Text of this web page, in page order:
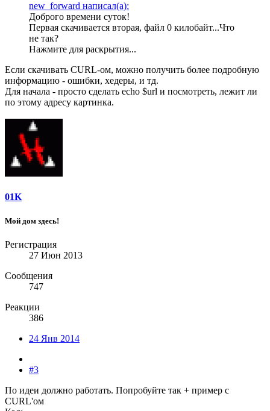
new_forward написал(а):
Доброго времени суток!
Первая скачивается вторая, файл 0 килобайт...Что
не так?
Нажмите для раскрытия...
Если скачивать CURL-ом, можно получить более подробную
информацию - ошибки, хедеры, и тд.
Для начала - просто сделать echo $url и посмотреть, лежит ли
по этому адресу картинка.
01K
Мой дом здесь!
Регистрация
27 Июн 2013
Сообщения
747
Реакции
386
24 Янв 2014
#3
По идеи должно работать. Попробуйте так + пример с
CURL'ом